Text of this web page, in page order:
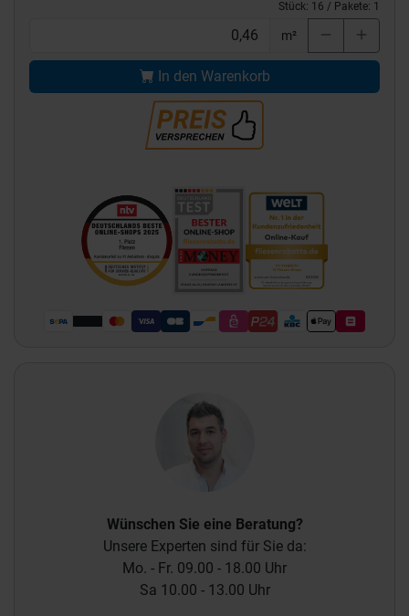
Stück: 16 / Pakete: 1
m²
In den Warenkorb
Wünschen Sie eine Beratung?
Unsere Experten sind für Sie da:
Mo. - Fr. 09.00 - 18.00 Uhr
Sa 10.00 - 13.00 Uhr